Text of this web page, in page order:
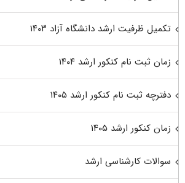
تکمیل ظرفیت ارشد دانشگاه آزاد ۱۴۰۳
زمان ثبت نام کنکور ارشد ۱۴۰۴
دفترچه ثبت نام کنکور ارشد ۱۴۰۵
زمان کنکور ارشد ۱۴۰۵
سوالات کارشناسی ارشد